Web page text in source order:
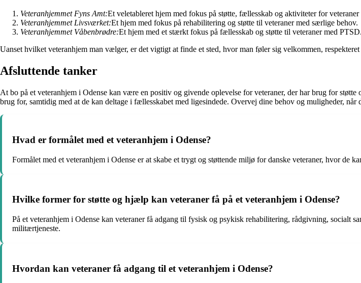
Veteranhjemmet Fyns Amt:Et veletableret hjem med fokus på støtte, fællesskab og aktiviteter for veteraner
Veteranhjemmet Livsværket:Et hjem med fokus på rehabilitering og støtte til veteraner med særlige behov.
Veteranhjemmet Våbenbrødre:Et hjem med et stærkt fokus på fællesskab og støtte til veteraner med PTSD.
Uanset hvilket veteranhjem man vælger, er det vigtigt at finde et sted, hvor man føler sig velkommen,
Afsluttende tanker
At bo på et veteranhjem i Odense kan være en positiv og givende oplevelse for veteraner, der har brug for
brug for, samtidig med at de kan deltage i fællesskabet med ligesindede. Overvej dine behov og muligheder,
Hvad er formålet med et veteranhjem i Odense?
Formålet med et veteranhjem i Odense er at skabe et trygt og støttende miljø for danske veteraner, hvor de
Hvilke former for støtte og hjælp kan veteraner få på et veteranhjem i Odense?
På et veteranhjem i Odense kan veteraner få adgang til fysisk og psykisk rehabilitering, rådgivning, socialt
militærtjeneste.
Hvordan kan veteraner få adgang til et veteranhjem i Odense?